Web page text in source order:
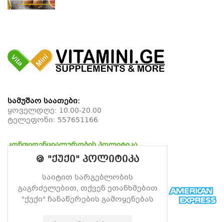
სამუშაო საათები:
ყოველდღე: 10.00-20.00
ტელეფონი: 557651166
კონფიდენციალურობის პოლიტიკა
დაბრუნების პოლიტიკა
მიწოდების პოლიტიკა
🍪 "ქუქი" პოლიტიკა
საიტით სარგებლობის
გაგრძელებით, თქვენ ეთანხმებით
"ქუქი" ჩანაწერების გამოყენებას